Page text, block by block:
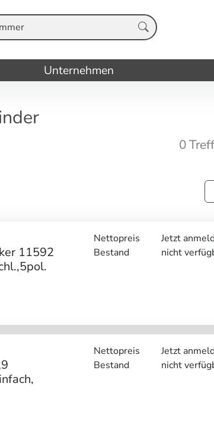
Unternehmen
0
11592
Nettopreis
Jetzt
Bestand
nicht
Nettopreis
Jetzt
Bestand
nicht